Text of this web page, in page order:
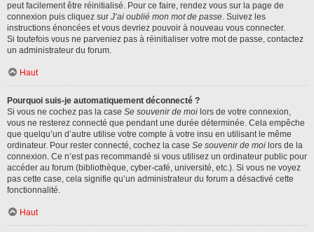
peut facilement être réinitialisé. Pour ce faire, rendez vous sur la page de
connexion puis cliquez sur J’ai oublié mon mot de passe. Suivez les
instructions énoncées et vous devriez pouvoir à nouveau vous connecter.
Si toutefois vous ne parveniez pas à réinitialiser votre mot de passe, contactez
un administrateur du forum.
Haut
Pourquoi suis-je automatiquement déconnecté ?
Si vous ne cochez pas la case Se souvenir de moi lors de votre connexion,
vous ne resterez connecté que pendant une durée déterminée. Cela empêche
que quelqu’un d’autre utilise votre compte à votre insu en utilisant le même
ordinateur. Pour rester connecté, cochez la case Se souvenir de moi lors de la
connexion. Ce n’est pas recommandé si vous utilisez un ordinateur public pour
accéder au forum (bibliothèque, cyber-café, université, etc.). Si vous ne voyez
pas cette case, cela signifie qu’un administrateur du forum a désactivé cette
fonctionnalité.
Haut